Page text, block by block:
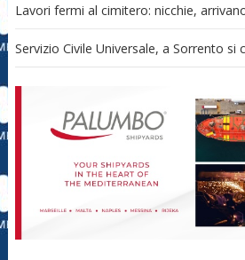
Lavori fermi al cimitero: nicchie,
Servizio Civile Universale, a Sorrento si